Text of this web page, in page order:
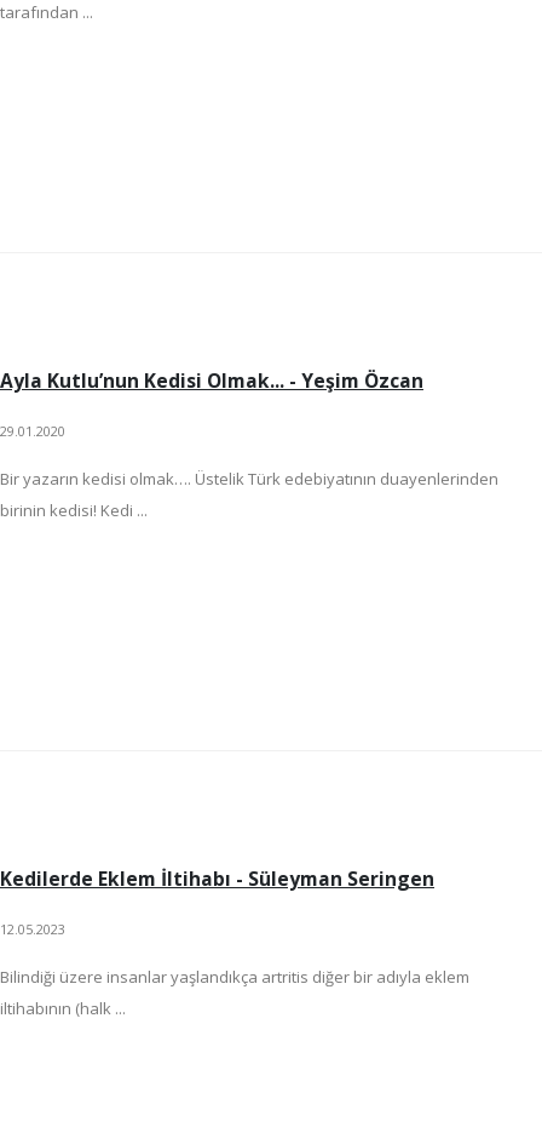
tarafından ...
Ayla Kutlu’nun Kedisi Olmak... - Yeşim Özcan
29.01.2020
Bir yazarın kedisi olmak…. Üstelik Türk edebiyatının duayenlerinden
birinin kedisi! Kedi ...
Kedilerde Eklem İltihabı - Süleyman Seringen
12.05.2023
Bilindiği üzere insanlar yaşlandıkça artritis diğer bir adıyla eklem
iltihabının (halk ...